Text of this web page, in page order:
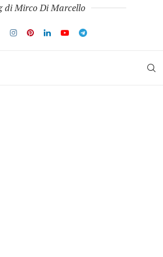
di Mirco Di Marcello